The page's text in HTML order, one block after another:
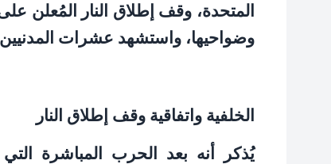
المتحدة، وقف إطلاق النار المُعلن على
وضواحيها، واستشهد عشرات المدنيين
الخلفية واتفاقية وقف إطلاق النار
يُذكر أنه بعد الحرب المباشرة